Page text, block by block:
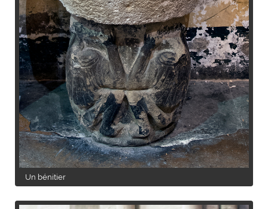
Un bénitier